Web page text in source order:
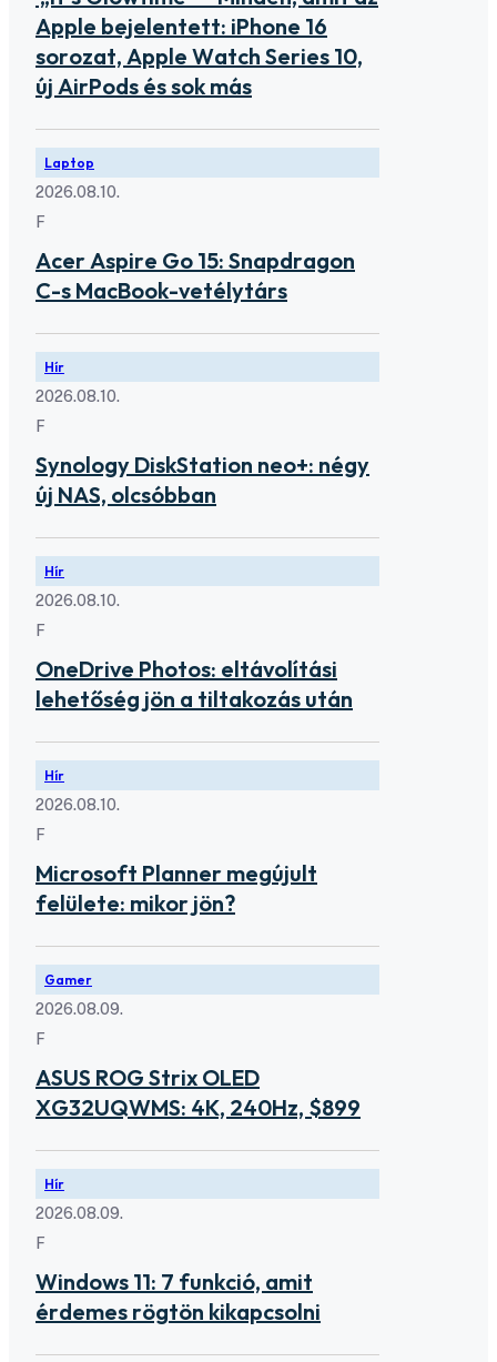
Apple bejelentett: iPhone 16
sorozat, Apple Watch Series 10,
új AirPods és sok más
Laptop
2026.08.10.
F
Acer Aspire Go 15: Snapdragon
C-s MacBook-vetélytárs
Hír
2026.08.10.
F
Synology DiskStation neo+: négy
új NAS, olcsóbban
Hír
2026.08.10.
F
OneDrive Photos: eltávolítási
lehetőség jön a tiltakozás után
Hír
2026.08.10.
F
Microsoft Planner megújult
felülete: mikor jön?
Gamer
2026.08.09.
F
ASUS ROG Strix OLED
XG32UQWMS: 4K, 240Hz, $899
Hír
2026.08.09.
F
Windows 11: 7 funkció, amit
érdemes rögtön kikapcsolni